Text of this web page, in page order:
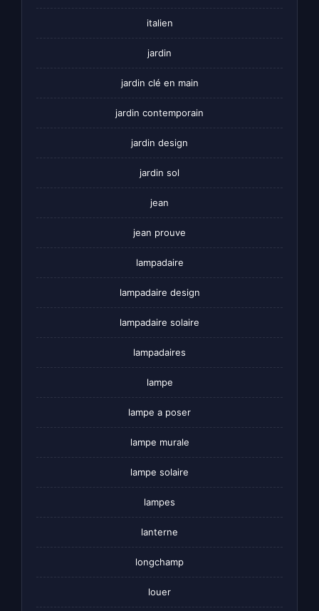
italien
jardin
jardin clé en main
jardin contemporain
jardin design
jardin sol
jean
jean prouve
lampadaire
lampadaire design
lampadaire solaire
lampadaires
lampe
lampe a poser
lampe murale
lampe solaire
lampes
lanterne
longchamp
louer